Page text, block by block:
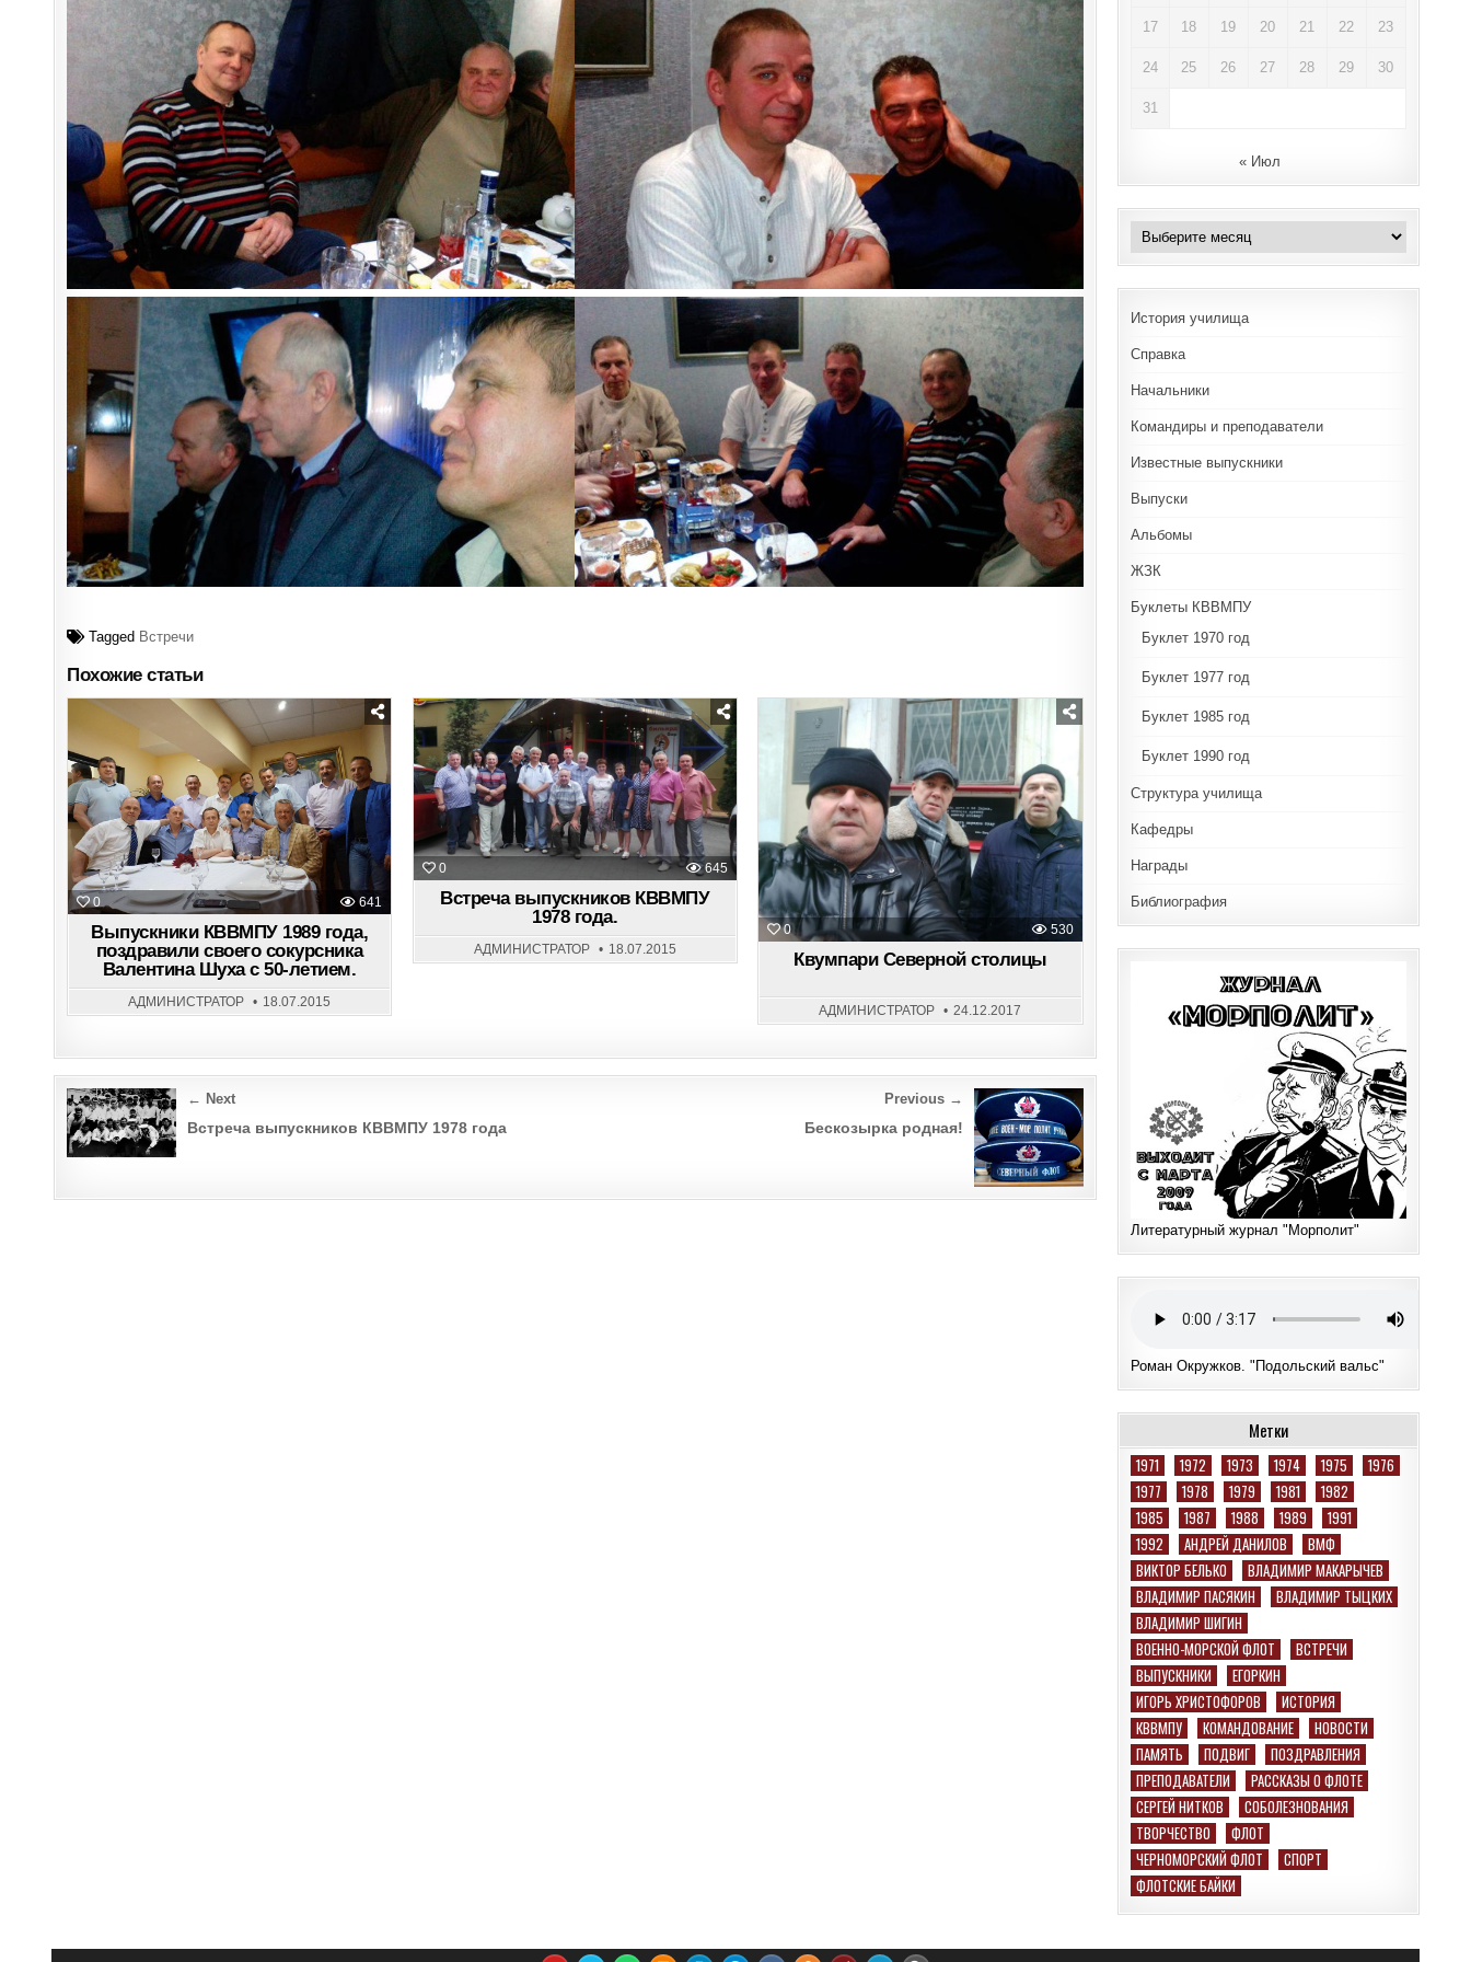
Tagged Встречи
Похожие статьи
0 641
Posted
in
Выпускники КВВМПУ 1989 года,
поздравили своего сокурсника
Валентина Шуха с 50-летием.
АДМИНИСТРАТОР 18.07.2015
0 645
Posted
in
Встреча выпускников КВВМПУ
1978 года.
АДМИНИСТРАТОР 18.07.2015
0 530
Posted
in
Квумпари Северной столицы
АДМИНИСТРАТОР 24.12.2017
Post
navigation
Previous →
Бескозырка родная!
← Next
Встреча выпускников КВВМПУ 1978 года
17 18 19 20 21 22 23
24 25 26 27 28 29 30
31
« Июл
Архивы
История училища
Справка
Начальники
Командиры и преподаватели
Известные выпускники
Выпуски
Альбомы
ЖЗК
Буклеты КВВМПУ
Буклет 1970 год
Буклет 1977 год
Буклет 1985 год
Буклет 1990 год
Структура училища
Кафедры
Награды
Библиография
Литературный журнал "Морполит"
Роман Окружков. "Подольский вальс"
Метки
1971 1972 1973 1974 1975
1976
1977
1978 1979 1981
1982
1985
1987 1988 1989
1991
1992
АНДРЕЙ ДАНИЛОВ
ВМФ
ВИКТОР БЕЛЬКО
ВЛАДИМИР МАКАРЫЧЕВ
ВЛАДИМИР ПАСЯКИН
ВЛАДИМИР ТЫЦКИХ
ВЛАДИМИР ШИГИН
ВОЕННО-МОРСКОЙ ФЛОТ
ВСТРЕЧИ
ВЫПУСКНИКИ
ЕГОРКИН
ИГОРЬ ХРИСТОФОРОВ
ИСТОРИЯ
КВВМПУ
КОМАНДОВАНИЕ
НОВОСТИ
ПАМЯТЬ
ПОДВИГ
ПОЗДРАВЛЕНИЯ
ПРЕПОДАВАТЕЛИ
РАССКАЗЫ О ФЛОТЕ
СЕРГЕЙ НИТКОВ
СОБОЛЕЗНОВАНИЯ
ТВОРЧЕСТВО
ФЛОТ
ЧЕРНОМОРСКИЙ ФЛОТ
СПОРТ
ФЛОТСКИЕ БАЙКИ